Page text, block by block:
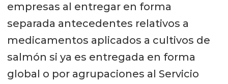
empresas al entregar en forma
separada antecedentes relativos a
medicamentos aplicados a cultivos de
salmón si ya es entregada en forma
global o por agrupaciones al Servicio